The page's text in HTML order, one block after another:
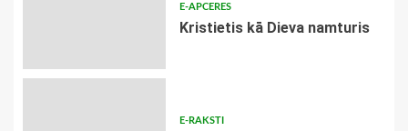
E-APCERES
Kristietis kā Dieva namturis
E-RAKSTI